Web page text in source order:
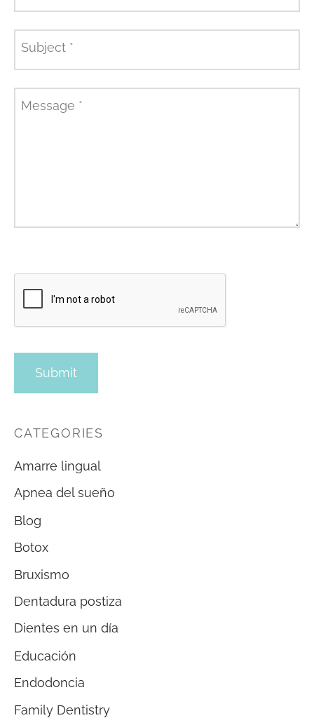
Subject *
Message *
CATEGORIES
Amarre lingual
Apnea del sueño
Blog
Botox
Bruxismo
Dentadura postiza
Dientes en un día
Educación
Endodoncia
Family Dentistry